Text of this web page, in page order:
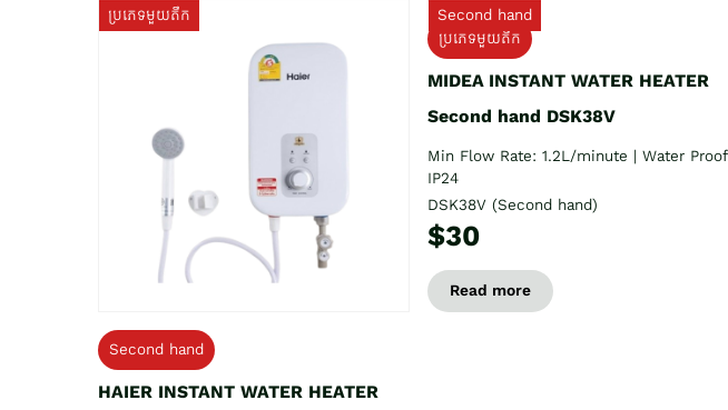
ប្រភេទមួយតឹក
Second hand
HAIER INSTANT WATER HEATER
Second hand
ប្រភេទមួយតឹក
MIDEA INSTANT WATER HEATER
Second hand DSK38V
Min Flow Rate: 1.2L/minute | Water Proof
IP24
DSK38V (Second hand)
$30
Read more